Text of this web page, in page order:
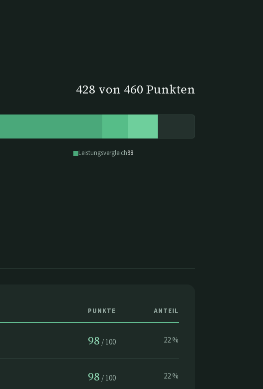
428 von 460 Punkten
Leistungsvergleich98
PUNKTE ANTEIL
98 /100 22%
98 /100 22%